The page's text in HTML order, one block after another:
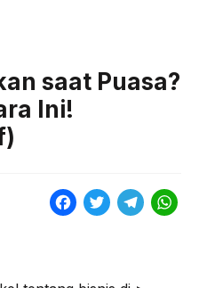
saat Puasa?
Ini!
F
T
T
W